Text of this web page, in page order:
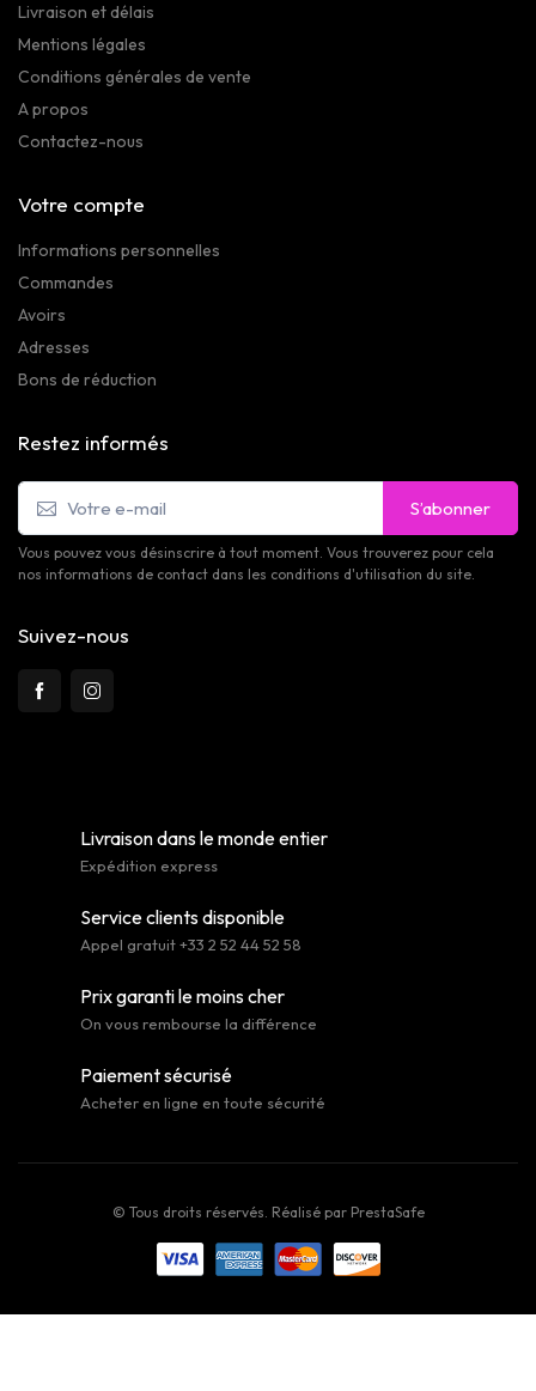
Livraison et délais
Mentions légales
Conditions générales de vente
A propos
Contactez-nous
Votre compte
Informations personnelles
Commandes
Avoirs
Adresses
Bons de réduction
Restez informés
S’abonner
Vous pouvez vous désinscrire à tout moment. Vous trouverez pour cela
nos informations de contact dans les conditions d'utilisation du site.
Suivez-nous
Livraison dans le monde entier
Expédition express
Service clients disponible
Appel gratuit +33 2 52 44 52 58
Prix garanti le moins cher
On vous rembourse la différence
Paiement sécurisé
Acheter en ligne en toute sécurité
© Tous droits réservés. Réalisé par PrestaSafe